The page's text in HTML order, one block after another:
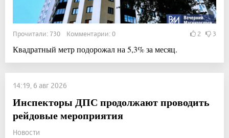
Прочитали: 730 Комментарии: 0 2 3
Квадратный метр подорожал на 5,3% за месяц.
14:19, 6 авг 2026
Инспекторы ДПС продолжают проводить
рейдовые мероприятия
Новости